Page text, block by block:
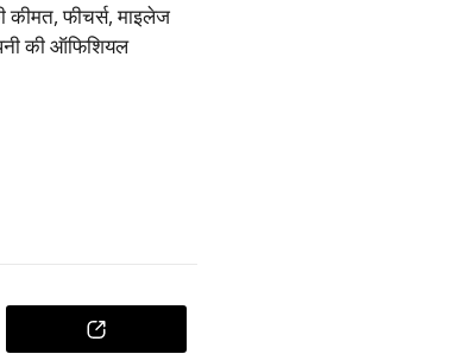
कीमत, फीचर्स, माइलेज
की ऑफिशियल